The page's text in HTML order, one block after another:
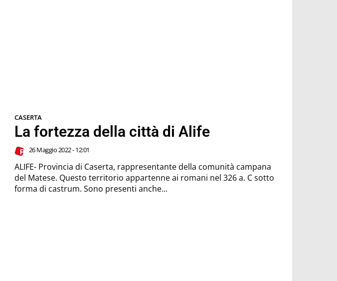
CASERTA
La fortezza della città di Alife
26 Maggio 2022 - 12:01
ALIFE- Provincia di Caserta, rappresentante della comunità campana
del Matese. Questo territorio appartenne ai romani nel 326 a. C sotto
forma di castrum. Sono presenti anche...